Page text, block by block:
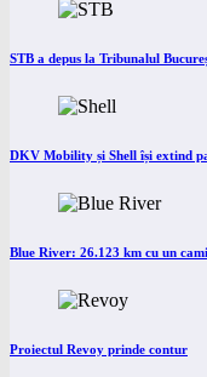
STB a depus la Tribunalul
DKV Mobility și Shell își extind
Blue River: 26.123 km cu un
Proiectul Revoy prinde contur